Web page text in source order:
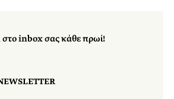
στο inbox σας κάθε πρωί!